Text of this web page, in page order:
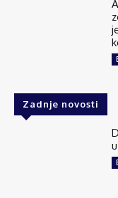
Zadnje novosti